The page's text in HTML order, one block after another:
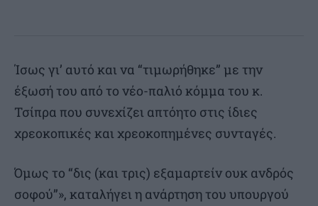
Ίσως γι’ αυτό και να “τιμωρήθηκε” με την
έξωσή του από το νέο-παλιό κόμμα του κ.
Τσίπρα που συνεχίζει απτόητο στις ίδιες
χρεοκοπικές και χρεοκοπημένες συνταγές.
Όμως το “δις (και τρις) εξαμαρτείν ουκ ανδρός
σοφού”», καταλήγει η ανάρτηση του υπουργού